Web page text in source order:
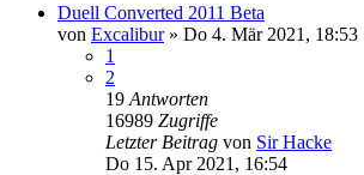
Duell Converted 2011 Beta
von Excalibur» Do 4. Mär 2021, 18:53
1
2
19 Antworten
16989 Zugriffe
Letzter Beitrag von Sir Hacke
Do 15. Apr 2021, 16:54